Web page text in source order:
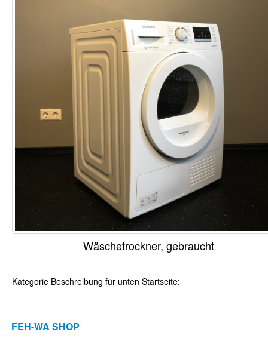
Wäschetrockner, gebraucht
Kategorie Beschreibung für unten Startseite:
FEH-WA SHOP